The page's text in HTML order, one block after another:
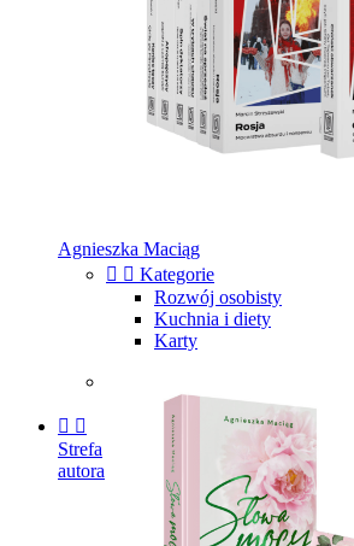
Agnieszka Maciąg
  Kategorie
Rozwój osobisty
Kuchnia i diety
Karty
 
Strefa
autora